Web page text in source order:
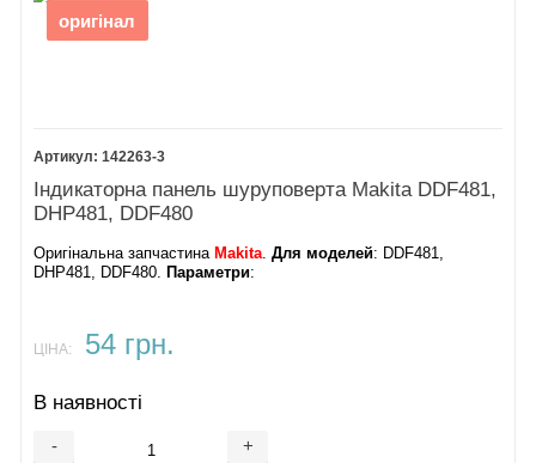
оригінал
142263-3
Індикаторна панель шуруповерта Makita DDF481,
DHP481, DDF480
Оригінальна запчастина Makita.Для моделей: DDF481,
DHP481, DDF480. Параметри:
ЦІНА: 54 грн.
В наявності
- +